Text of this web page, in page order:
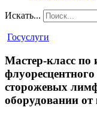
Искать...
Госуслуги
Мастер-класс по
сторожевых
оборудовании